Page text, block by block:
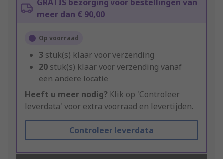
GRATIS bezorging voor bestellingen van
meer dan € 90,00
Op voorraad
3 stuk(s) klaar voor verzending
20 stuk(s) klaar voor verzending vanaf
een andere locatie
Heeft u meer nodig? Klik op 'Controleer
leverdata' voor extra voorraad en levertijden.
Controleer leverdata